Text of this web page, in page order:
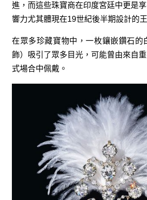
進，而這些珠寶商在印度宮廷中更是
響力尤其體現在19世紀後半期設計的
在眾多珍藏寶物中，一枚鑲嵌鑽石的
飾）吸引了眾多目光，可能曾由來自
式場合中佩戴。